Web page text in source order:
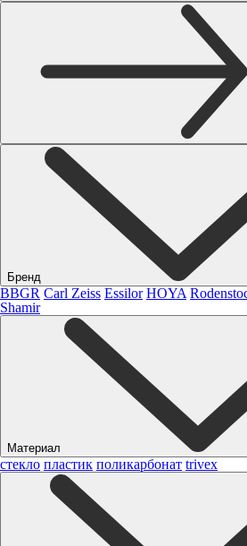
Бренд
BBGR Carl Zeiss Essilor HOYA
Shamir
Материал
стекло пластик поликарбонат trivex